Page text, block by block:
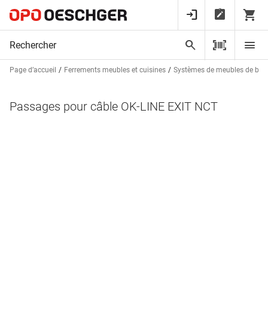
Page d’accueil Ferrements meubles et cuisines Systèmes de meubles de
Passages pour câble OK-LINE EXIT NCT